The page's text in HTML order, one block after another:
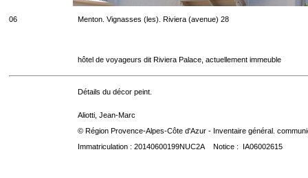
06 Menton. Vignasses (les). Riviera (avenue) 28
hôtel de voyageurs dit Riviera Palace, actuellement immeuble
Détails du décor peint.
Aliotti, Jean-Marc
© Région Provence-Alpes-Côte d'Azur - Inventaire général.
Immatriculation : 20140600199NUC2A Notice : IA06002615